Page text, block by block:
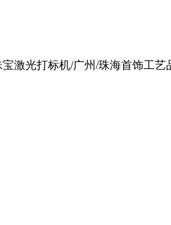
激光打标机/广州/珠海首饰工